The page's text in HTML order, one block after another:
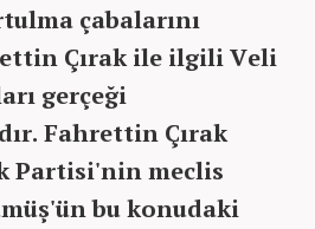
çabalarını
Çırak ile ilgili Veli
gerçeği
Fahrettin Çırak
Partisi'nin meclis
bu konudaki